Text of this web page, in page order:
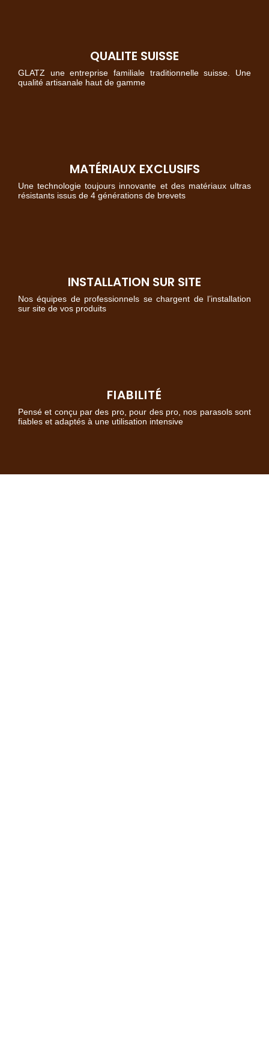
QUALITE SUISSE
GLATZ une entreprise familiale traditionnelle suisse. Une
qualité artisanale haut de gamme
MATÉRIAUX EXCLUSIFS
Une technologie toujours innovante et des matériaux ultras
résistants issus de 4 générations de brevets
INSTALLATION SUR SITE
Nos équipes de professionnels se chargent de l’installation
sur site de vos produits
FIABILITÉ
Pensé et conçu par des pro, pour des pro, nos parasols sont
fiables et adaptés à une utilisation intensive